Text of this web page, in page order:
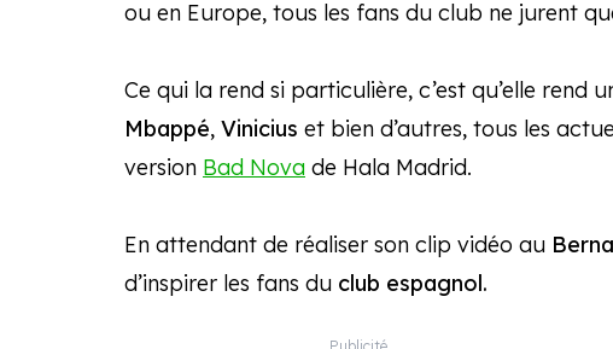
ou en Europe, tous les fans du club ne jurent
Ce qui la rend si particulière, c’est qu’elle rend
Mbappé, Vinicius et bien d’autres, tous les
version Bad Nova de Hala Madrid.
En attendant de réaliser son clip vidéo au
d’inspirer les fans du club espagnol.